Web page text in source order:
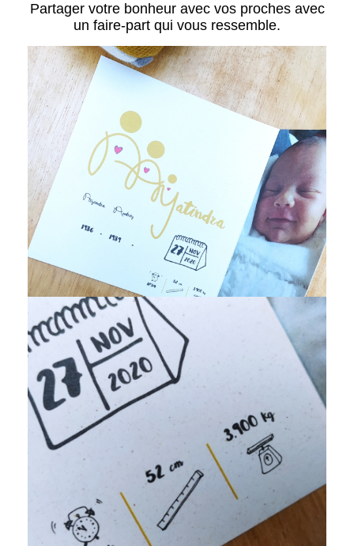
Partager votre bonheur avec vos proches avec
un faire-part qui vous ressemble.